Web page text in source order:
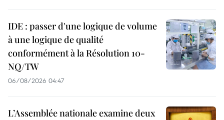
IDE : passer d'une logique de volume
à une logique de qualité
conformément à la Résolution 10-
NQ/TW
06/08/2026 04:47
L’Assemblée nationale examine deux